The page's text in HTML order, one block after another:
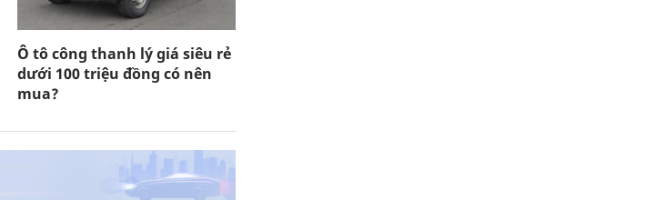
Ô tô công thanh lý giá siêu rẻ
dưới 100 triệu đồng có nên
mua?